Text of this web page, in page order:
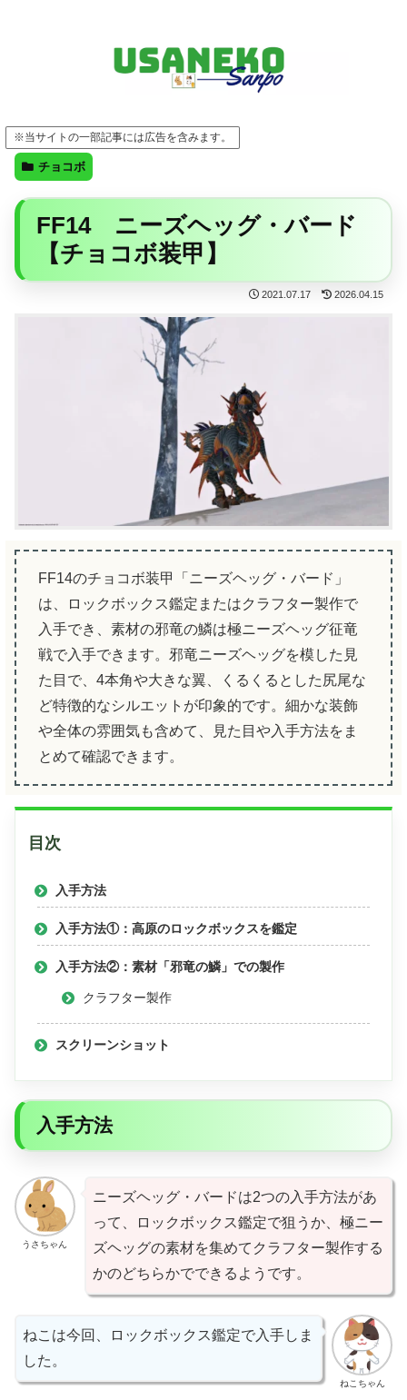
※当サイトの一部記事には広告を含みます。
チョコボ
FF14 ニーズヘッグ・バード
【チョコボ装甲】
2021.07.17 2026.04.15
FF14のチョコボ装甲「ニーズヘッグ・バード」
は、ロックボックス鑑定またはクラフター製作で
入手でき、素材の邪竜の鱗は極ニーズヘッグ征竜
戦で入手できます。邪竜ニーズヘッグを模した見
た目で、4本角や大きな翼、くるくるとした尻尾な
ど特徴的なシルエットが印象的です。細かな装飾
や全体の雰囲気も含めて、見た目や入手方法をま
とめて確認できます。
目次
入手方法
入手方法①：高原のロックボックスを鑑定
入手方法②：素材「邪竜の鱗」での製作
クラフター製作
スクリーンショット
入手方法
うさちゃん
ニーズヘッグ・バードは2つの入手方法があ
って、ロックボックス鑑定で狙うか、極ニー
ズヘッグの素材を集めてクラフター製作する
かのどちらかでできるようです。
ねこちゃん
ねこは今回、ロックボックス鑑定で入手しま
した。